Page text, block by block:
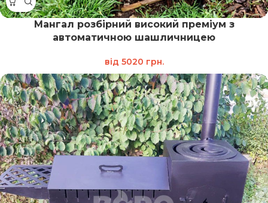
Мангал розбірний високий преміум з
автоматичною шашличницею
від 5020 грн.